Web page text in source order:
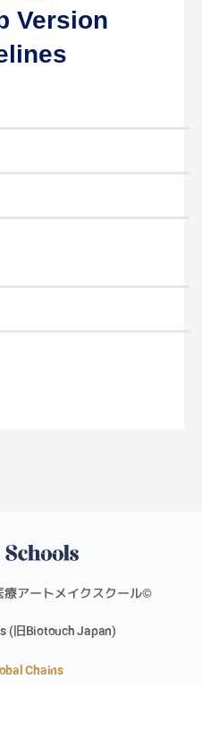
Version
アートメイクスクール©︎
(旧Biotouch Japan)
Chains